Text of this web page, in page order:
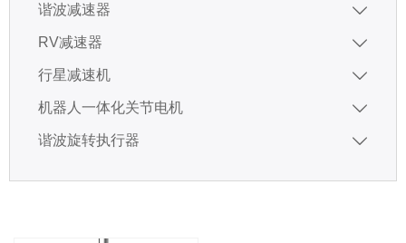
谐波减速器 
RV减速器 
行星减速机 
机器人一体化关节电机 
谐波旋转执行器 